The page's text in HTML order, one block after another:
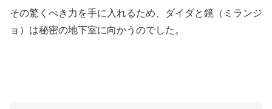
その驚くべき力を手に入れるため、ダイダと鏡（ミランジ
ョ）は秘密の地下室に向かうのでした。